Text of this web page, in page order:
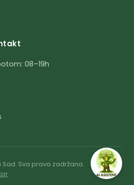
08–19h
Sva prava zadržana.